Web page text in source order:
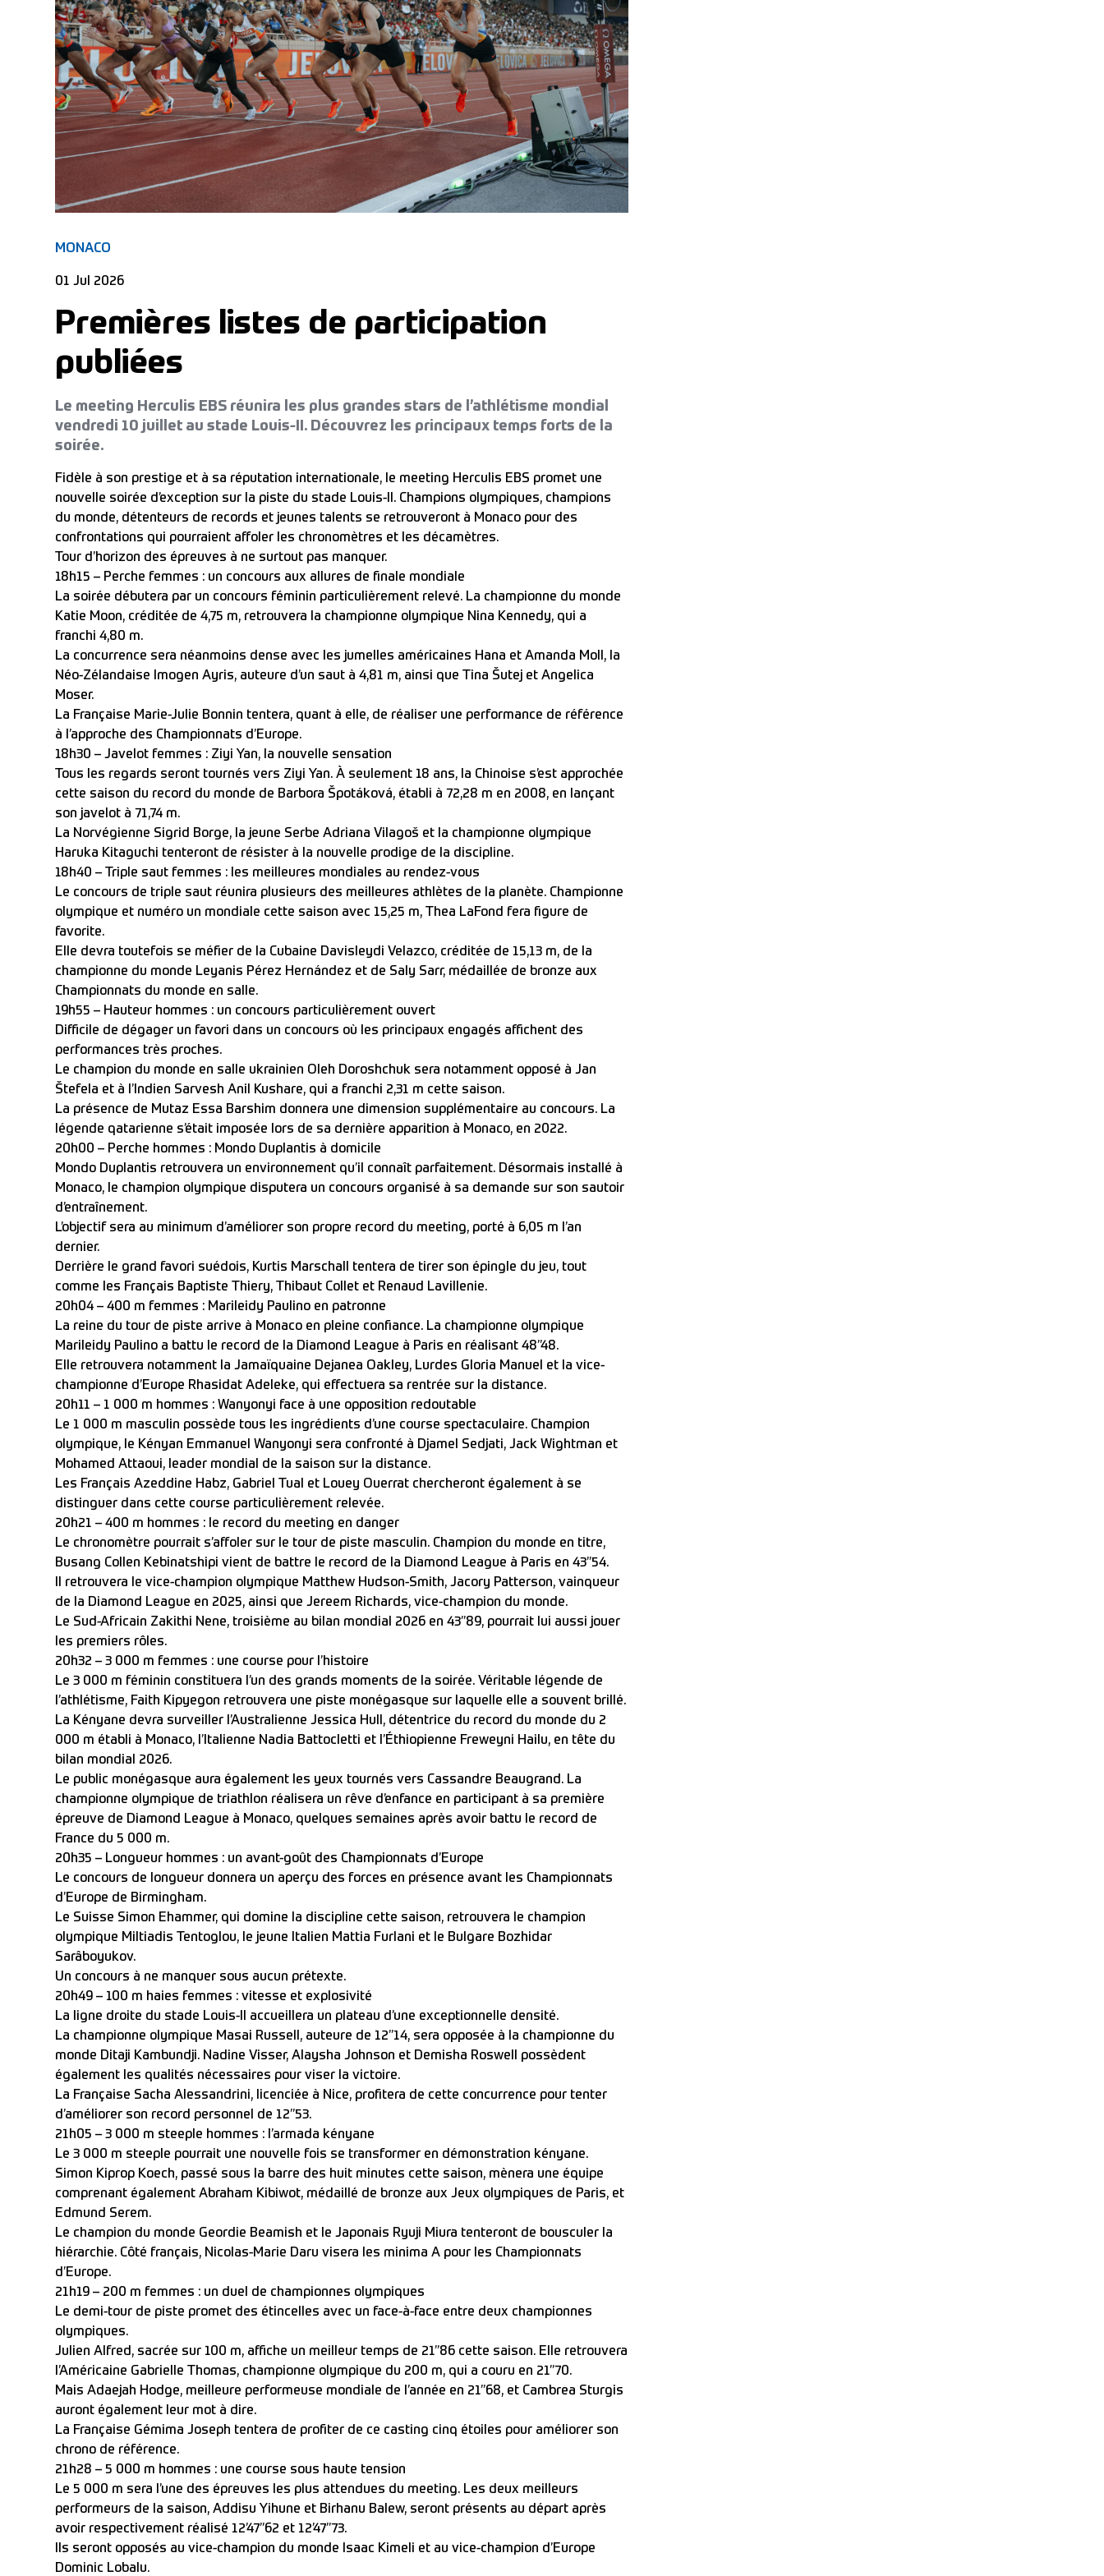
MONACO
01 Jul 2026
Premières listes de participation
publiées
Le meeting Herculis EBS réunira les plus grandes stars de l’athlétisme mondial
vendredi 10 juillet au stade Louis-II. Découvrez les principaux temps forts de la
soirée.
Fidèle à son prestige et à sa réputation internationale, le meeting Herculis EBS promet une
nouvelle soirée d’exception sur la piste du stade Louis-II. Champions olympiques, champions
du monde, détenteurs de records et jeunes talents se retrouveront à Monaco pour des
confrontations qui pourraient affoler les chronomètres et les décamètres.
Tour d’horizon des épreuves à ne surtout pas manquer.
18h15 – Perche femmes : un concours aux allures de finale mondiale
La soirée débutera par un concours féminin particulièrement relevé. La championne du monde
Katie Moon, créditée de 4,75 m, retrouvera la championne olympique Nina Kennedy, qui a
franchi 4,80 m.
La concurrence sera néanmoins dense avec les jumelles américaines Hana et Amanda Moll, la
Néo-Zélandaise Imogen Ayris, auteure d’un saut à 4,81 m, ainsi que Tina Šutej et Angelica
Moser.
La Française Marie-Julie Bonnin tentera, quant à elle, de réaliser une performance de référence
à l’approche des Championnats d’Europe.
18h30 – Javelot femmes : Ziyi Yan, la nouvelle sensation
Tous les regards seront tournés vers Ziyi Yan. À seulement 18 ans, la Chinoise s’est approchée
cette saison du record du monde de Barbora Špotáková, établi à 72,28 m en 2008, en lançant
son javelot à 71,74 m.
La Norvégienne Sigrid Borge, la jeune Serbe Adriana Vilagoš et la championne olympique
Haruka Kitaguchi tenteront de résister à la nouvelle prodige de la discipline.
18h40 – Triple saut femmes : les meilleures mondiales au rendez-vous
Le concours de triple saut réunira plusieurs des meilleures athlètes de la planète. Championne
olympique et numéro un mondiale cette saison avec 15,25 m, Thea LaFond fera figure de
favorite.
Elle devra toutefois se méfier de la Cubaine Davisleydi Velazco, créditée de 15,13 m, de la
championne du monde Leyanis Pérez Hernández et de Saly Sarr, médaillée de bronze aux
Championnats du monde en salle.
19h55 – Hauteur hommes : un concours particulièrement ouvert
Difficile de dégager un favori dans un concours où les principaux engagés affichent des
performances très proches.
Le champion du monde en salle ukrainien Oleh Doroshchuk sera notamment opposé à Jan
Štefela et à l’Indien Sarvesh Anil Kushare, qui a franchi 2,31 m cette saison.
La présence de Mutaz Essa Barshim donnera une dimension supplémentaire au concours. La
légende qatarienne s’était imposée lors de sa dernière apparition à Monaco, en 2022.
20h00 – Perche hommes : Mondo Duplantis à domicile
Mondo Duplantis retrouvera un environnement qu’il connaît parfaitement. Désormais installé à
Monaco, le champion olympique disputera un concours organisé à sa demande sur son sautoir
d’entraînement.
L’objectif sera au minimum d’améliorer son propre record du meeting, porté à 6,05 m l’an
dernier.
Derrière le grand favori suédois, Kurtis Marschall tentera de tirer son épingle du jeu, tout
comme les Français Baptiste Thiery, Thibaut Collet et Renaud Lavillenie.
20h04 – 400 m femmes : Marileidy Paulino en patronne
La reine du tour de piste arrive à Monaco en pleine confiance. La championne olympique
Marileidy Paulino a battu le record de la Diamond League à Paris en réalisant 48’’48.
Elle retrouvera notamment la Jamaïquaine Dejanea Oakley, Lurdes Gloria Manuel et la vice-
championne d’Europe Rhasidat Adeleke, qui effectuera sa rentrée sur la distance.
20h11 – 1 000 m hommes : Wanyonyi face à une opposition redoutable
Le 1 000 m masculin possède tous les ingrédients d’une course spectaculaire. Champion
olympique, le Kényan Emmanuel Wanyonyi sera confronté à Djamel Sedjati, Jack Wightman et
Mohamed Attaoui, leader mondial de la saison sur la distance.
Les Français Azeddine Habz, Gabriel Tual et Louey Ouerrat chercheront également à se
distinguer dans cette course particulièrement relevée.
20h21 – 400 m hommes : le record du meeting en danger
Le chronomètre pourrait s’affoler sur le tour de piste masculin. Champion du monde en titre,
Busang Collen Kebinatshipi vient de battre le record de la Diamond League à Paris en 43’’54.
Il retrouvera le vice-champion olympique Matthew Hudson-Smith, Jacory Patterson, vainqueur
de la Diamond League en 2025, ainsi que Jereem Richards, vice-champion du monde.
Le Sud-Africain Zakithi Nene, troisième au bilan mondial 2026 en 43’’89, pourrait lui aussi jouer
les premiers rôles.
20h32 – 3 000 m femmes : une course pour l’histoire
Le 3 000 m féminin constituera l’un des grands moments de la soirée. Véritable légende de
l’athlétisme, Faith Kipyegon retrouvera une piste monégasque sur laquelle elle a souvent brillé.
La Kényane devra surveiller l’Australienne Jessica Hull, détentrice du record du monde du 2
000 m établi à Monaco, l’Italienne Nadia Battocletti et l’Éthiopienne Freweyni Hailu, en tête du
bilan mondial 2026.
Le public monégasque aura également les yeux tournés vers Cassandre Beaugrand. La
championne olympique de triathlon réalisera un rêve d’enfance en participant à sa première
épreuve de Diamond League à Monaco, quelques semaines après avoir battu le record de
France du 5 000 m.
20h35 – Longueur hommes : un avant-goût des Championnats d’Europe
Le concours de longueur donnera un aperçu des forces en présence avant les Championnats
d’Europe de Birmingham.
Le Suisse Simon Ehammer, qui domine la discipline cette saison, retrouvera le champion
olympique Miltiadis Tentoglou, le jeune Italien Mattia Furlani et le Bulgare Bozhidar
Sarâboyukov.
Un concours à ne manquer sous aucun prétexte.
20h49 – 100 m haies femmes : vitesse et explosivité
La ligne droite du stade Louis-II accueillera un plateau d’une exceptionnelle densité.
La championne olympique Masai Russell, auteure de 12’’14, sera opposée à la championne du
monde Ditaji Kambundji. Nadine Visser, Alaysha Johnson et Demisha Roswell possèdent
également les qualités nécessaires pour viser la victoire.
La Française Sacha Alessandrini, licenciée à Nice, profitera de cette concurrence pour tenter
d’améliorer son record personnel de 12’’53.
21h05 – 3 000 m steeple hommes : l’armada kényane
Le 3 000 m steeple pourrait une nouvelle fois se transformer en démonstration kényane.
Simon Kiprop Koech, passé sous la barre des huit minutes cette saison, mènera une équipe
comprenant également Abraham Kibiwot, médaillé de bronze aux Jeux olympiques de Paris, et
Edmund Serem.
Le champion du monde Geordie Beamish et le Japonais Ryuji Miura tenteront de bousculer la
hiérarchie. Côté français, Nicolas-Marie Daru visera les minima A pour les Championnats
d’Europe.
21h19 – 200 m femmes : un duel de championnes olympiques
Le demi-tour de piste promet des étincelles avec un face-à-face entre deux championnes
olympiques.
Julien Alfred, sacrée sur 100 m, affiche un meilleur temps de 21’’86 cette saison. Elle retrouvera
l’Américaine Gabrielle Thomas, championne olympique du 200 m, qui a couru en 21’’70.
Mais Adaejah Hodge, meilleure performeuse mondiale de l’année en 21’’68, et Cambrea Sturgis
auront également leur mot à dire.
La Française Gémima Joseph tentera de profiter de ce casting cinq étoiles pour améliorer son
chrono de référence.
21h28 – 5 000 m hommes : une course sous haute tension
Le 5 000 m sera l’une des épreuves les plus attendues du meeting. Les deux meilleurs
performeurs de la saison, Addisu Yihune et Birhanu Balew, seront présents au départ après
avoir respectivement réalisé 12’47’’62 et 12’47’’73.
Ils seront opposés au vice-champion du monde Isaac Kimeli et au vice-champion d’Europe
Dominic Lobalu.